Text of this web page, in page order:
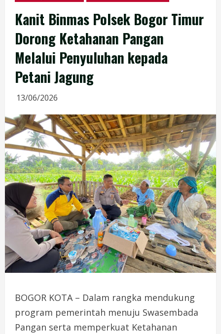
Kanit Binmas Polsek Bogor Timur
Dorong Ketahanan Pangan
Melalui Penyuluhan kepada
Petani Jagung
13/06/2026
BOGOR KOTA – Dalam rangka mendukung
program pemerintah menuju Swasembada
Pangan serta memperkuat Ketahanan